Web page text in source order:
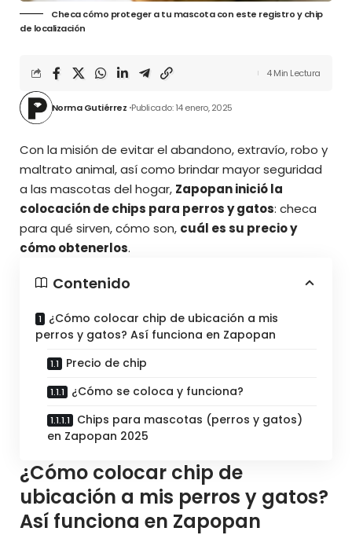
Checa cómo proteger a tu mascota con este registro y chip
de localización
Norma Gutiérrez Publicado: 14 enero, 2025
4 Min Lectura
Con la misión de evitar el abandono, extravío, robo y
maltrato animal, así como brindar mayor seguridad
a las mascotas del hogar, Zapopan inició la
colocación de chips para perros y gatos: checa
para qué sirven, cómo son, cuál es su precio y
cómo obtenerlos.
Contenido
¿Cómo colocar chip de ubicación a mis
perros y gatos? Así funciona en Zapopan
Precio de chip
¿Cómo se coloca y funciona?
Chips para mascotas (perros y gatos)
en Zapopan 2025
¿Cómo colocar chip de
ubicación a mis perros y gatos?
Así funciona en Zapopan